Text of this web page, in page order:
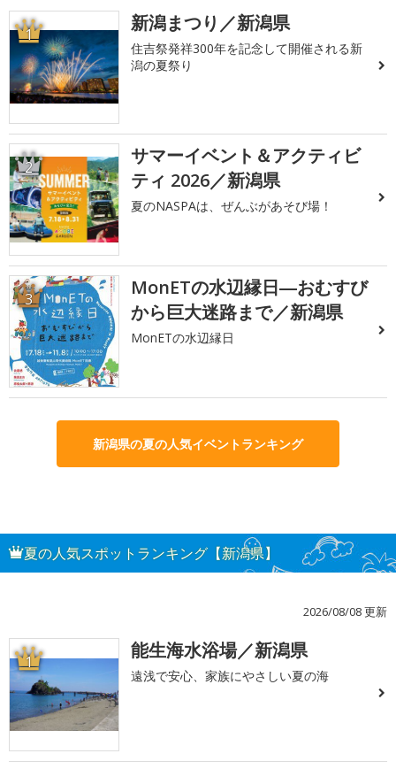
1 新潟まつり／新潟県
住吉祭発祥300年を記念して開催される新
潟の夏祭り
2
サマーイベント＆アクティビ
ティ 2026／新潟県
夏のNASPAは、ぜんぶがあそび場！
3
MonETの水辺縁日―おむすび
から巨大迷路まで／新潟県
MonETの水辺縁日
新潟県の夏の人気イベントランキング
夏の人気スポットランキング【新潟県】
2026/08/08 更新
1 能生海水浴場／新潟県
遠浅で安心、家族にやさしい夏の海